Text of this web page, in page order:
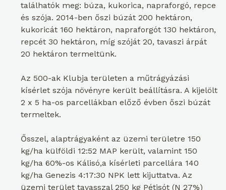
találhatók meg: búza, kukorica, napraforgó, repce
és szója. 2014-ben őszi búzát 200 hektáron,
kukoricát 160 hektáron, napraforgót 130 hektáron,
repcét 30 hektáron, míg szóját 20, tavaszi árpát
20 hektáron termeltünk.
Az 500-ak Klubja területen a műtrágyázási
kísérlet szója növényre került beállításra. A kijelölt
2 x 5 ha-os parcellákban előző évben őszi búzát
termeltek.
Ősszel, alaptrágyaként az üzemi területre 150
kg/ha külföldi 12:52 MAP került, valamint 150
kg/ha 60%-os Kálisó,a kísérleti parcellára 140
kg/ha Genezis 4:17:30 NPK lett kijuttatva. Az
üzemi terület tavasszal 250 kg Pétisót (N 27%)